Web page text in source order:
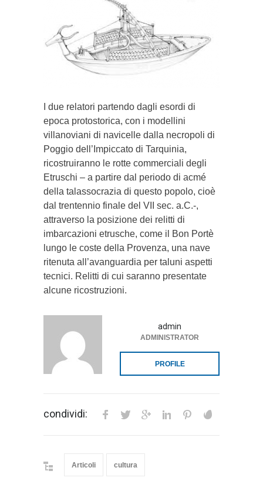
I due relatori partendo dagli esordi di
epoca protostorica, con i modellini
villanoviani di navicelle dalla necropoli di
Poggio dell’Impiccato di Tarquinia,
ricostruiranno le rotte commerciali degli
Etruschi – a partire dal periodo di acmé
della talassocrazia di questo popolo, cioè
dal trentennio finale del VII sec. a.C.-,
attraverso la posizione dei relitti di
imbarcazioni etrusche, come il Bon Portè
lungo le coste della Provenza, una nave
ritenuta all’avanguardia per taluni aspetti
tecnici. Relitti di cui saranno presentate
alcune ricostruzioni.
admin
ADMINISTRATOR
PROFILE
condividi:
Articoli cultura